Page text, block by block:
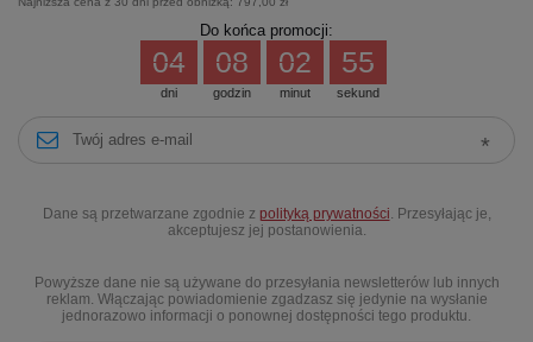
Do końca promocji:
dni
04
godzin
08
minut
02
sekund
55
Dane są przetwarzane zgodnie z polityką prywatności . Przesyłając je,
akceptujesz jej postanowienia.
Powyższe dane nie są używane do przesyłania newsletterów lub innych
reklam. Włączając powiadomienie zgadzasz się jedynie na wysłanie
jednorazowo informacji o ponownej dostępności tego produktu.